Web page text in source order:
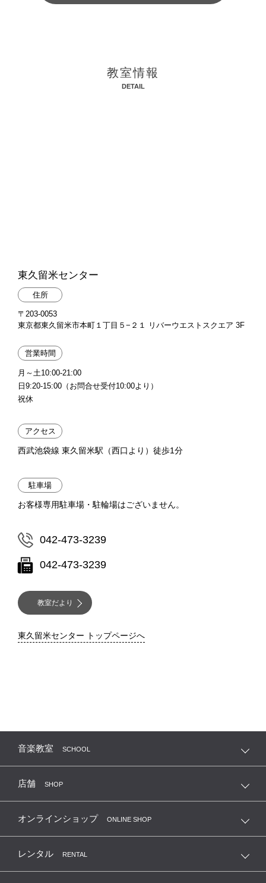
教室情報
DETAIL
東久留米センター
住所
〒203-0053
東京都東久留米市本町１丁目５−２１ リバーウエストスクエア 3F
営業時間
月～土10:00-21:00
日9:20-15:00（お問合せ受付10:00より）
祝休
アクセス
西武池袋線 東久留米駅（西口より）徒歩1分
駐車場
お客様専用駐車場・駐輪場はございません。
042-473-3239
042-473-3239
教室だより
東久留米センター トップページへ
音楽教室 SCHOOL
店舗 SHOP
オンラインショップ ONLINE SHOP
レンタル RENTAL